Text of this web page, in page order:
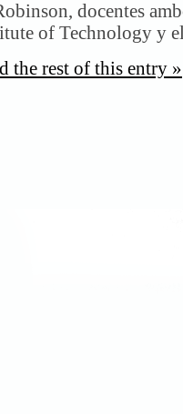
docentes
of Technology y
the rest of this entry »